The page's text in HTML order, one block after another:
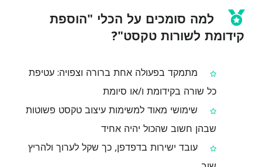
למה סומכים על הכלי "הוספת
קידומת לשורות טקסט"?
מתמקד בפעולה אחת ברורה וצפויה: עטיפת
כל שורה בקידומת ו/או סיומת
שימושי מאוד למשימות עיצוב טקסט פשוטות
שבהן חשוב שהכול יהיה אחיד
עובד ישירות בדפדפן, כך שקל לערוך ולהריץ